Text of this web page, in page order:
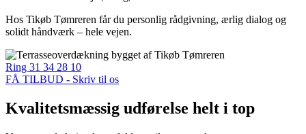
Hos Tikøb Tømreren får du personlig rådgivning, ærlig dialog og
solidt håndværk – hele vejen.
Ring 31 34 28 10
FÅ TILBUD - Skriv til os
Kvalitetsmæssig udførelse helt i top